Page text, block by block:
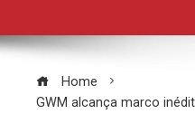
Home
GWM alcança marco